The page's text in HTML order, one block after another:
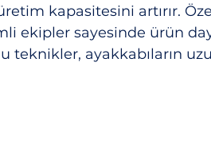
kapasitesini artırır.
ekipler sayesinde ürün
teknikler, ayakkabıların